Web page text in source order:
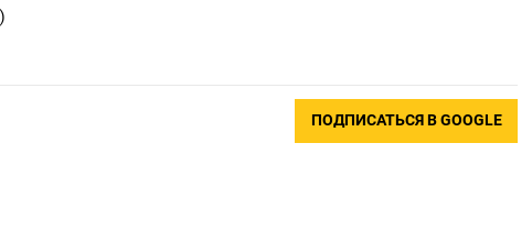
ПОДПИСАТЬСЯ В GOOGLE